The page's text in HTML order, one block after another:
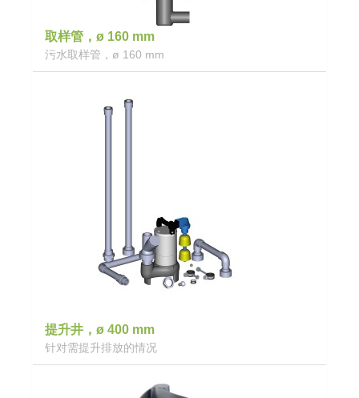
取样管，ø 160 mm
污水取样管，ø 160 mm
提升井，ø 400 mm
针对需提升排放的情况